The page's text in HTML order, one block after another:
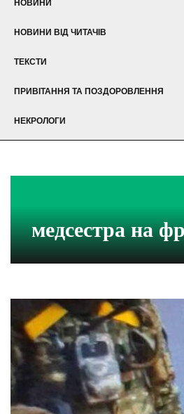
НОВИНИ
НОВИНИ ВІД ЧИТАЧІВ
ТЕКСТИ
ПРИВІТАННЯ ТА ПОЗДОРОВЛЕННЯ
НЕКРОЛОГИ
медсестра на